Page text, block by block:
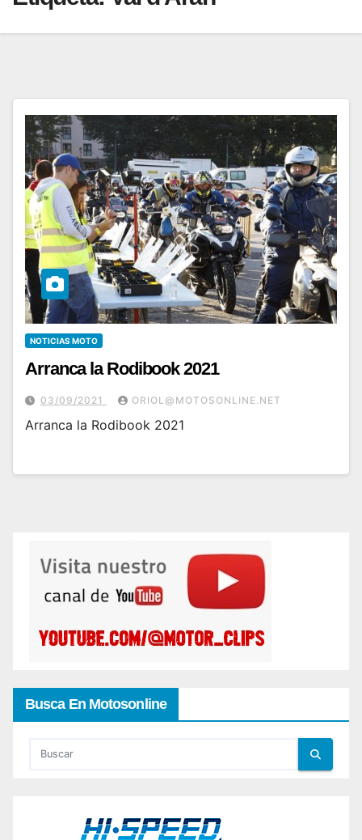
NOTICIAS MOTO
Arranca la Rodibook 2021
03/09/2021 ORIOL@MOTOSONLINE.NET
Arranca la Rodibook 2021
Busca En Motosonline